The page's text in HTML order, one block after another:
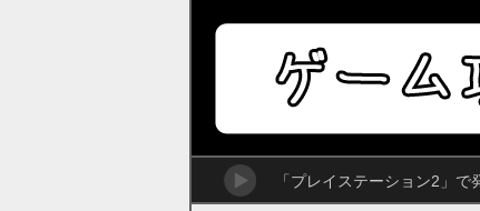
「プレイステーション2」